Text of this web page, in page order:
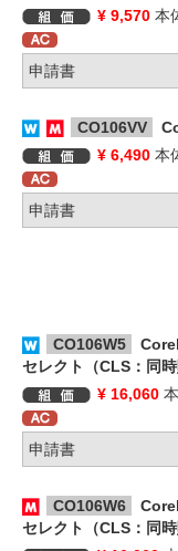
¥ 9,570 本
CO106VV
¥ 6,490 本
CO106W5
セレクト（CLS：同
¥ 16,060
CO106W6
セレクト（CLS：同